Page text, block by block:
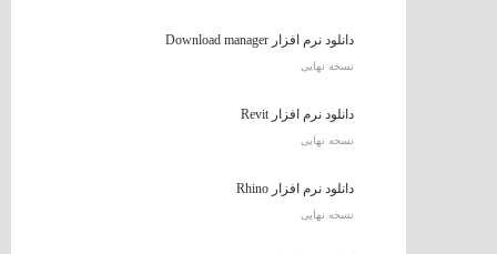
دانلود نرم افزار Download manager
نسخه نهایی
دانلود نرم افزار Revit
نسخه نهایی
دانلود نرم افزار Rhino
نسخه نهایی